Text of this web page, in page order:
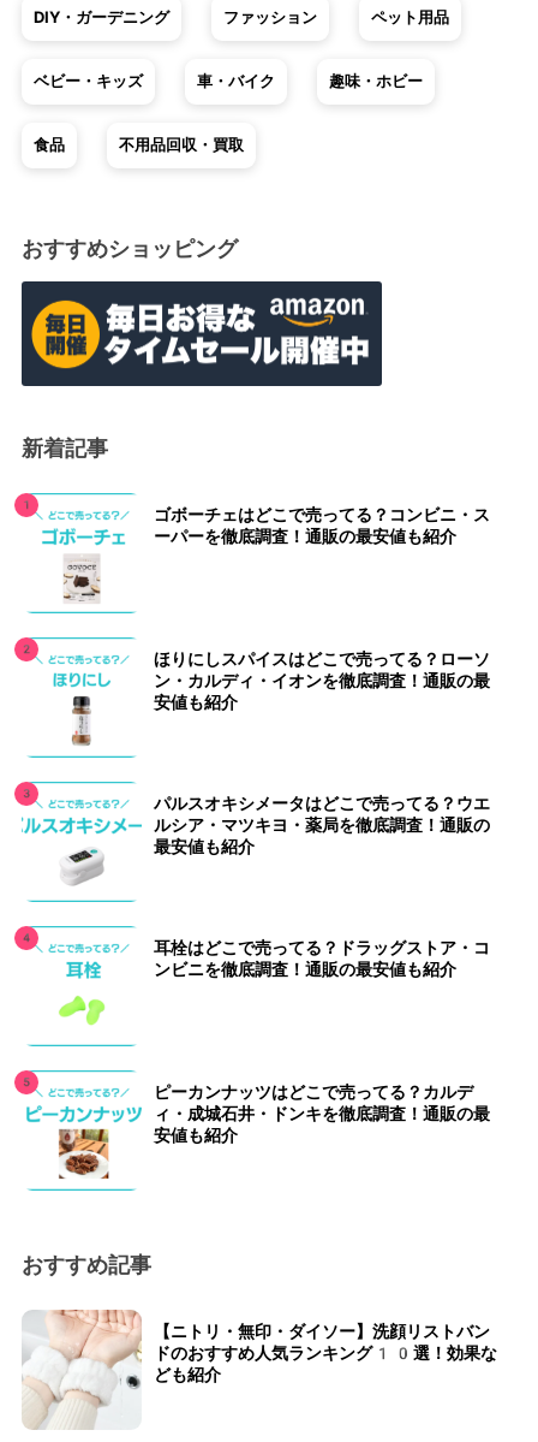
DIY・ガーデニング ファッション ペット用品
ベビー・キッズ 車・バイク 趣味・ホビー
食品 不用品回収・買取
おすすめショッピング
新着記事
ゴボーチェはどこで売ってる？コンビニ・ス
ーパーを徹底調査！通販の最安値も紹介
ほりにしスパイスはどこで売ってる？ローソ
ン・カルディ・イオンを徹底調査！通販の最
安値も紹介
パルスオキシメータはどこで売ってる？ウエ
ルシア・マツキヨ・薬局を徹底調査！通販の
最安値も紹介
耳栓はどこで売ってる？ドラッグストア・コ
ンビニを徹底調査！通販の最安値も紹介
ピーカンナッツはどこで売ってる？カルデ
ィ・成城石井・ドンキを徹底調査！通販の最
安値も紹介
おすすめ記事
【ニトリ・無印・ダイソー】洗顔リストバン
ドのおすすめ人気ランキング10選！効果な
ども紹介